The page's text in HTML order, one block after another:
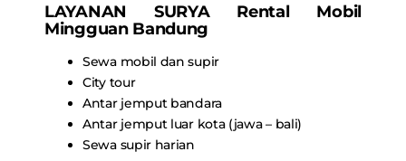
LAYANAN SURYA Rental Mobil
Mingguan Bandung
Sewa mobil dan supir
City tour
Antar jemput bandara
Antar jemput luar kota (jawa – bali)
Sewa supir harian